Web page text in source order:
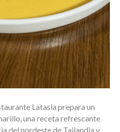
Latasia prepara un
una receta refrescante
del nordeste de Tailandia y